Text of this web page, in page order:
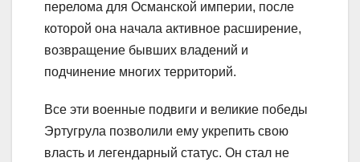
перелома для Османской империи, после
которой она начала активное расширение,
возвращение бывших владений и
подчинение многих территорий.
Все эти военные подвиги и великие победы
Эртугрула позволили ему укрепить свою
власть и легендарный статус. Он стал не